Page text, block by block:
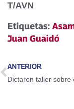
T/AVN
Etiquetas:
Juan Guaidó
ANTERIOR